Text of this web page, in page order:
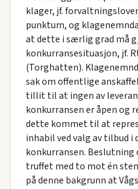
klager, jf.
punktum, og
at dette i særlig grad må
konkurransesituasjon, jf.
(Torghatten).
sak om offentlige
tillit til at ingen av
konkurransen er åpen og
dette kommet til at
inhabil ved valg av tilbud i
konkurransen. Beslutning
truffet med to mot én
på denne bakgrunn at